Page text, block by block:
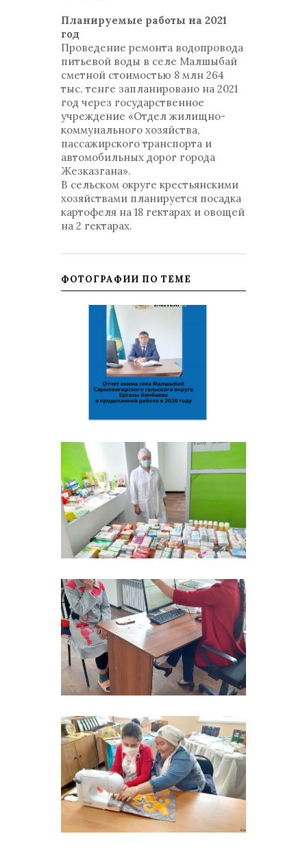
Планируемые работы на 2021
год
Проведение ремонта водопровода
питьевой воды в селе Малшыбай
сметной стоимостью 8 млн 264
тыс. тенге запланировано на 2021
год через государственное
учреждение «Отдел жилищно-
коммунального хозяйства,
пассажирского транспорта и
автомобильных дорог города
Жезказгана».
В сельском округе крестьянскими
хозяйствами планируется посадка
картофеля на 18 гектарах и овощей
на 2 гектарах.
ФОТОГРАФИИ ПО ТЕМЕ